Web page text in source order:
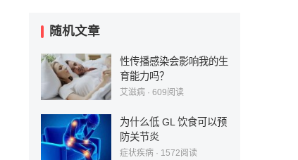
随机文章
性传播感染会影响我的生
育能力吗？
艾滋病 · 609阅读
为什么低 GL 饮食可以预
防关节炎
症状疾病 · 1572阅读